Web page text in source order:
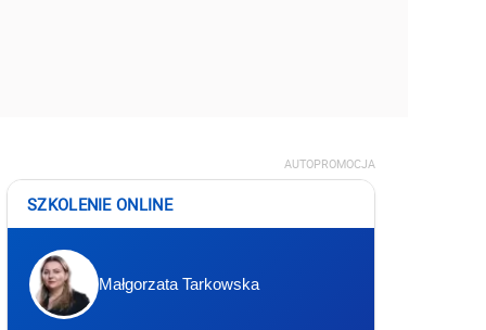
AUTOPROMOCJA
SZKOLENIE ONLINE
Małgorzata Tarkowska